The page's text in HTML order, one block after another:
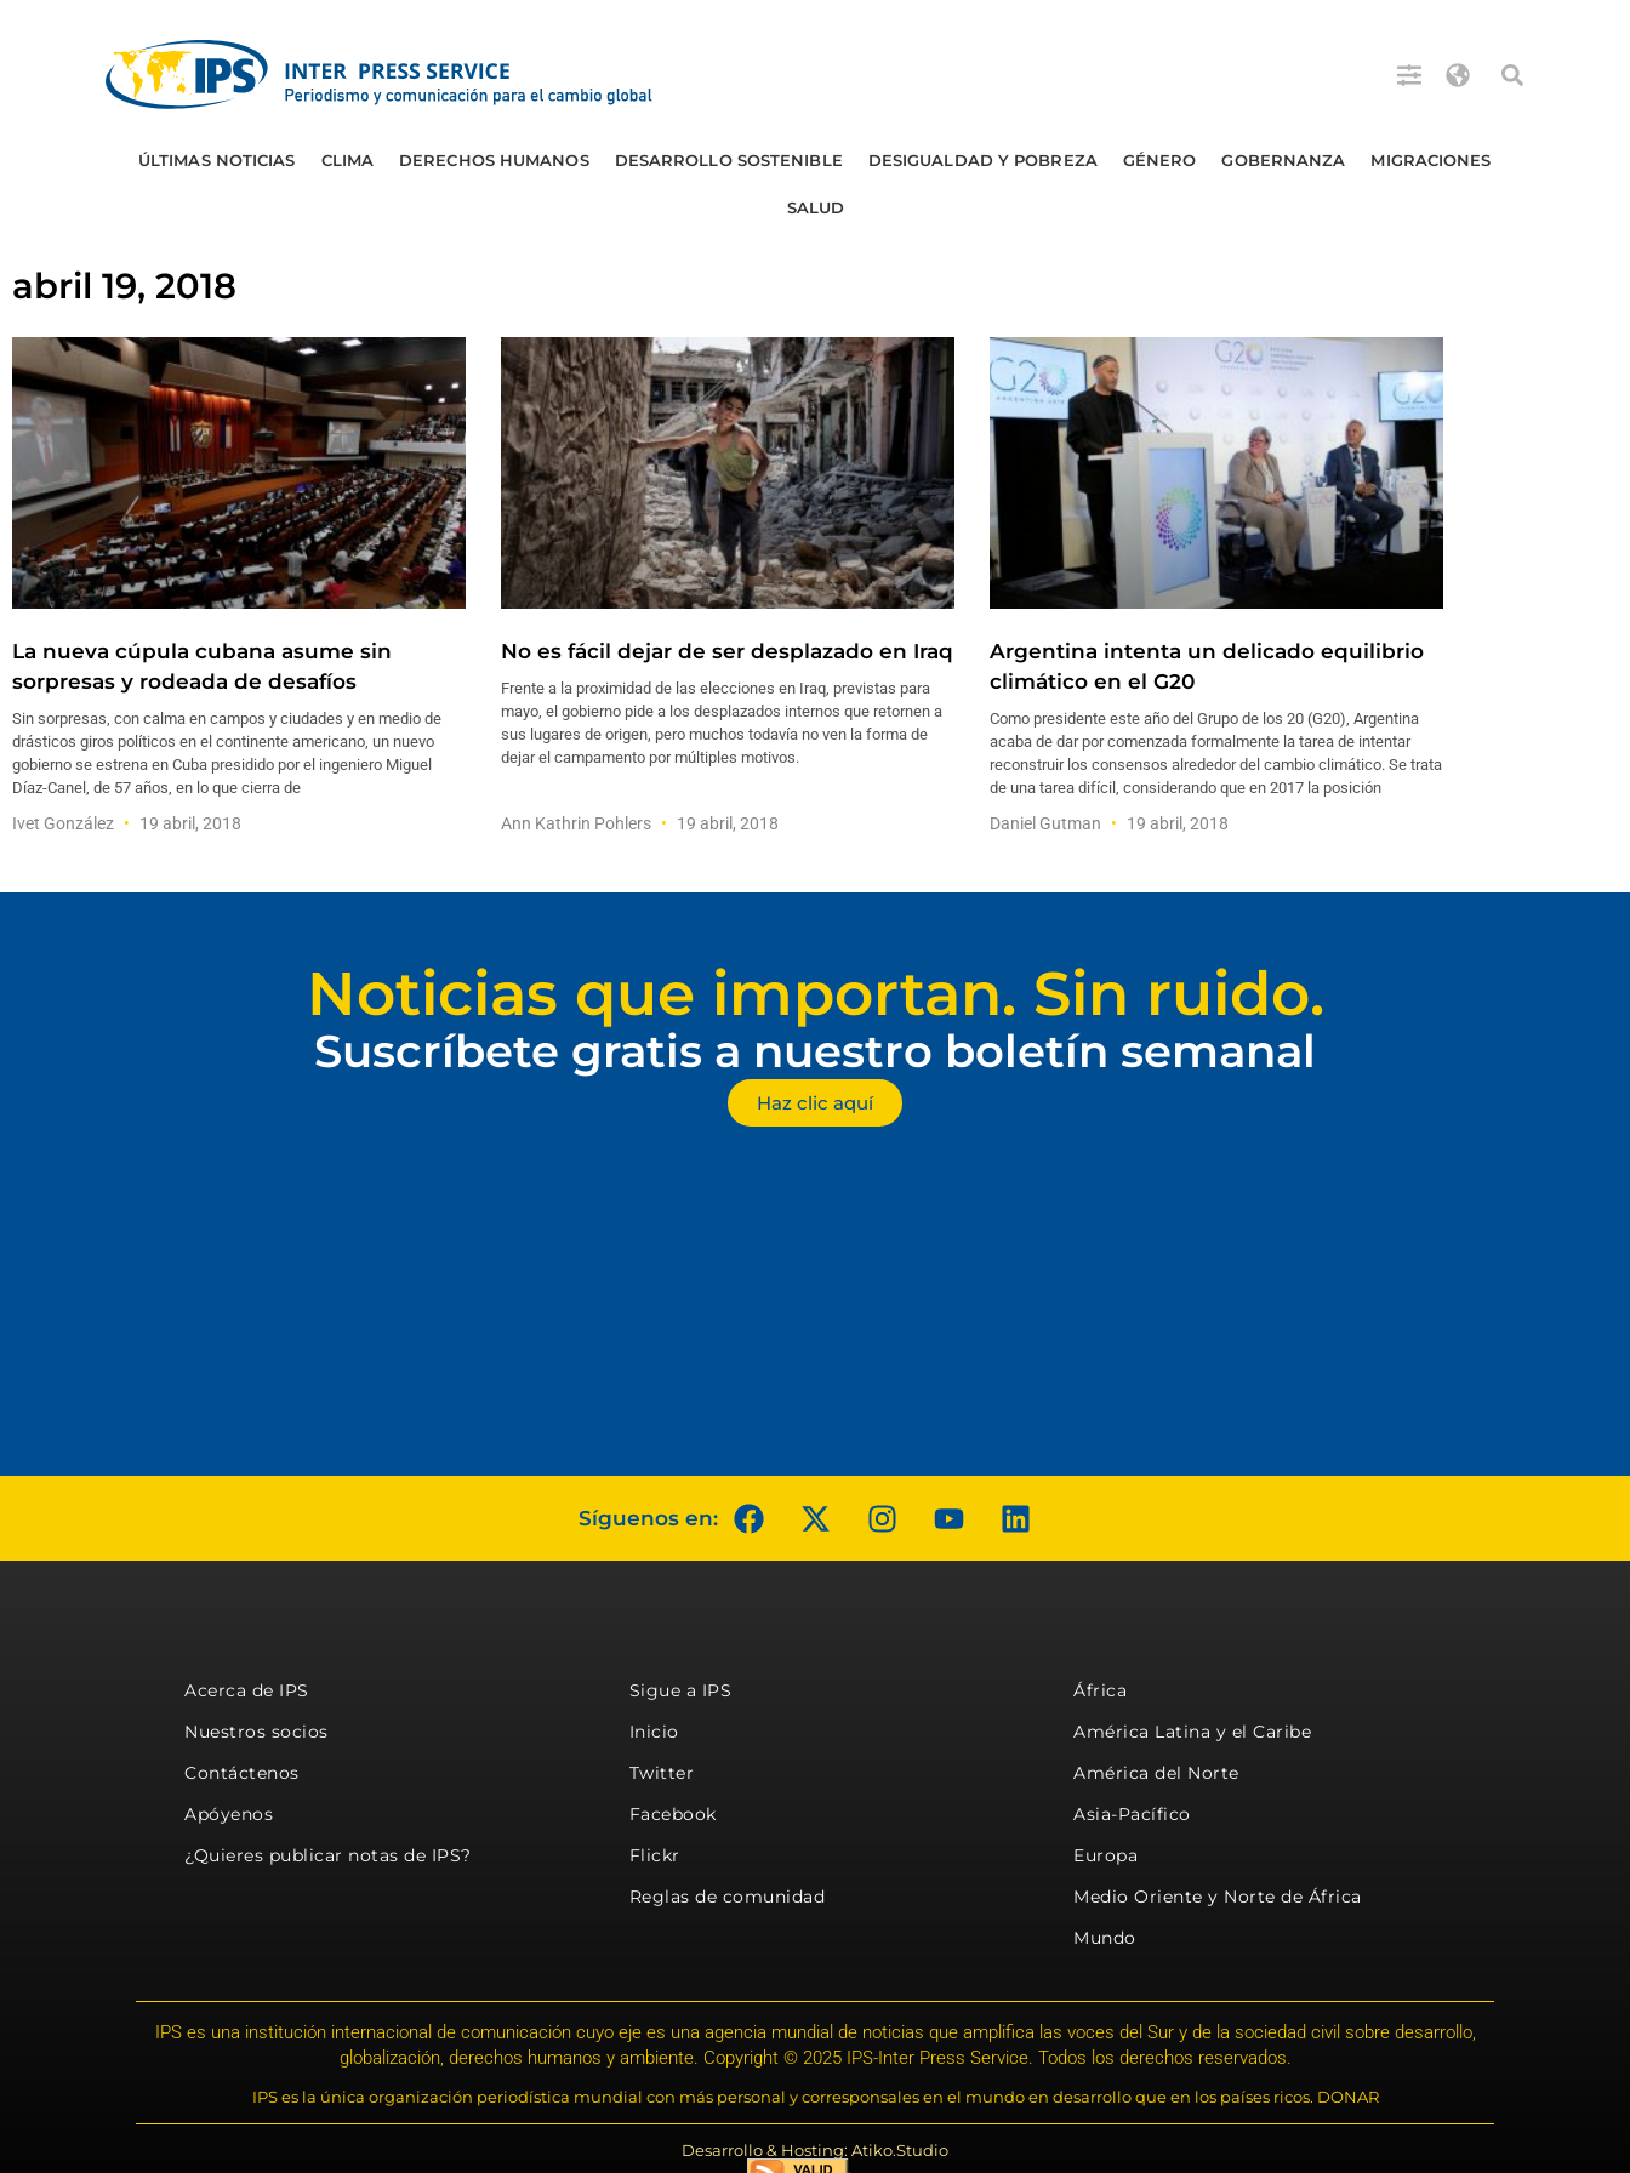
ÚLTIMAS NOTICIAS CLIMA DERECHOS HUMANOS DESARROLLO SOSTENIBLE DESIGUALDAD Y POBREZA GÉNERO GOBERNANZA MIGRACIONES
SALUD
abril 19, 2018
La nueva cúpula cubana asume sin
sorpresas y rodeada de desafíos
Sin sorpresas, con calma en campos y ciudades y en medio de
drásticos giros políticos en el continente americano, un nuevo
gobierno se estrena en Cuba presidido por el ingeniero Miguel
Díaz-Canel, de 57 años, en lo que cierra de
Ivet González 19 abril, 2018
No es fácil dejar de ser desplazado en Iraq
Frente a la proximidad de las elecciones en Iraq, previstas para
mayo, el gobierno pide a los desplazados internos que retornen a
sus lugares de origen, pero muchos todavía no ven la forma de
dejar el campamento por múltiples motivos.
Ann Kathrin Pohlers 19 abril, 2018
Argentina intenta un delicado equilibrio
climático en el G20
Como presidente este año del Grupo de los 20 (G20), Argentina
acaba de dar por comenzada formalmente la tarea de intentar
reconstruir los consensos alrededor del cambio climático. Se trata
de una tarea difícil, considerando que en 2017 la posición
Daniel Gutman 19 abril, 2018
Noticias que importan. Sin ruido.
Suscríbete gratis a nuestro boletín semanal
Haz clic aquí
Síguenos en:
Acerca de IPS
Nuestros socios
Contáctenos
Apóyenos
¿Quieres publicar notas de IPS?
Sigue a IPS
Inicio
Twitter
Facebook
Flickr
Reglas de comunidad
África
América Latina y el Caribe
América del Norte
Asia-Pacífico
Europa
Medio Oriente y Norte de África
Mundo
IPS es una institución internacional de comunicación cuyo eje es una agencia mundial de noticias que amplifica las voces del Sur y de la sociedad civil sobre desarrollo,
globalización, derechos humanos y ambiente. Copyright © 2025 IPS-Inter Press Service. Todos los derechos reservados.
IPS es la única organización periodística mundial con más personal y corresponsales en el mundo en desarrollo que en los países ricos. DONAR
Desarrollo & Hosting: Atiko.Studio